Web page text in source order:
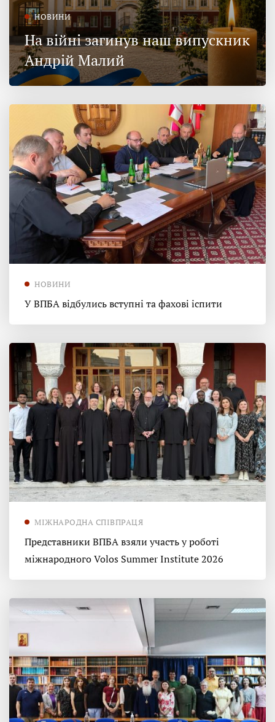
НОВИНИ
На війні загинув наш випускник
Андрій Малий
НОВИНИ
У ВПБА відбулись вступні та фахові іспити
МІЖНАРОДНА СПІВПРАЦЯ
Представники ВПБА взяли участь у роботі
міжнародного Volos Summer Institute 2026